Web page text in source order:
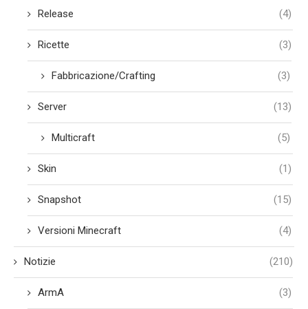
Release (4)
Ricette (3)
Fabbricazione/Crafting (3)
Server (13)
Multicraft (5)
Skin (1)
Snapshot (15)
Versioni Minecraft (4)
Notizie (210)
ArmA (3)